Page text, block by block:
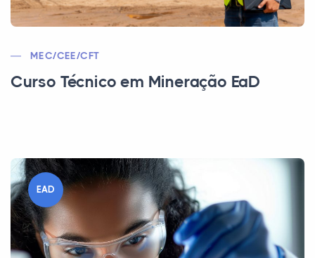
MEC/CEE/CFT
Curso Técnico em Mineração EaD
EAD